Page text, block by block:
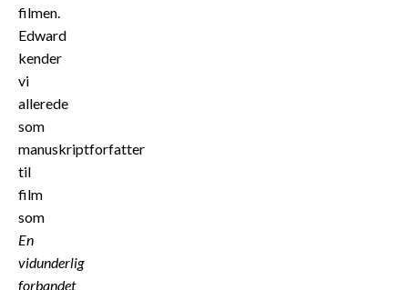
filmen.
Edward
kender
vi
allerede
som
manuskriptforfatter
til
film
som
En
vidunderlig
forbandet